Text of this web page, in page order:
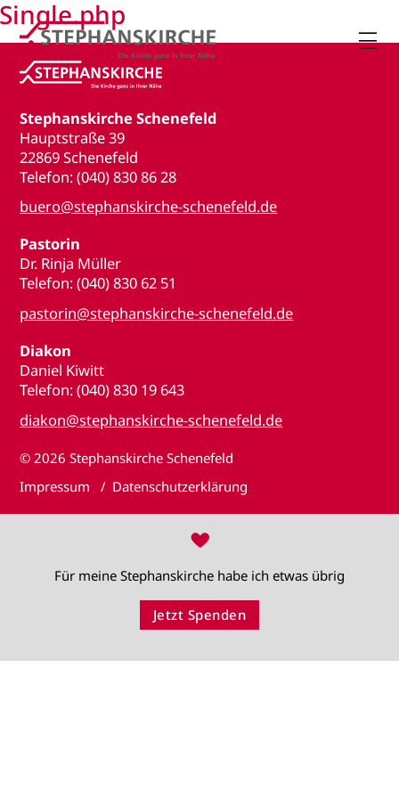

Stephanskirche Schenefeld
Hauptstraße 39
22869 Schenefeld
Telefon: (040) 830 86 28
buero@stephanskirche-schenefeld.de
Pastorin
Dr. Rinja Müller
Telefon: (040) 830 62 51
pastorin@stephanskirche-schenefeld.de
Diakon
Daniel Kiwitt
Telefon: (040) 830 19 643
diakon@stephanskirche-schenefeld.de
© 2026 Stephanskirche Schenefeld
Impressum
Datenschutzerklärung
♥
Für meine Stephanskirche habe ich etwas übrig
Jetzt Spenden